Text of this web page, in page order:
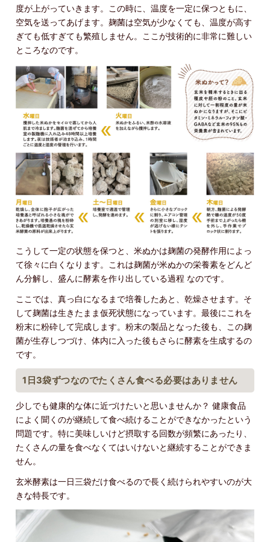
度が上がっていきます。この時に、温度を一定に保つともに、
空気を送ってあげます。麹菌は空気が少なくても、温度が高す
ぎても低すぎても繁殖しません。ここが技術的に非常に難しい
ところなのです。
こうして一定の状態を保つと、米ぬかは麹菌の発酵作用によっ
て徐々に白くなります。これは麹菌が米ぬかの栄養素をどんど
ん分解し、盛んに酵素を作り出している過程 なのです。
ここでは、真っ白になるまで培養したあと、乾燥させます。そ
して麹菌は生きたまま仮死状態になっています。最後にこれを
粉末に粉砕して完成します。粉末の製品となった後も、この麹
菌が生存しつづけ、体内に入った後もさらに酵素を生成するの
です。
1日3袋ずつなのでたくさん食べる必要はありません
少しでも健康的な体に近づけたいと思いませんか？ 健康食品
によく聞くのが継続して食べ続けることができなかったという
問題です。特に美味しいけど摂取する回数が頻繁にあったり、
たくさんの量を食べなくてはいけないと継続することができま
せん。
玄米酵素は一日三袋だけ食べるので長く続けられやすいのが大
きな特長です。